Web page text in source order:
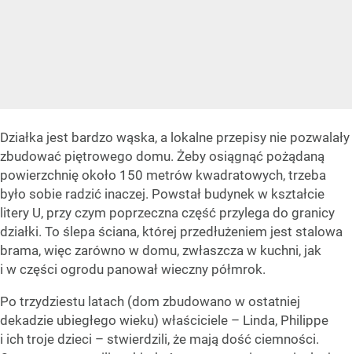
Działka jest bardzo wąska, a lokalne przepisy nie pozwalały
zbudować piętrowego domu. Żeby osiągnąć pożądaną
powierzchnię około 150 metrów kwadratowych, trzeba
było sobie radzić inaczej. Powstał budynek w kształcie
litery U, przy czym poprzeczna część przylega do granicy
działki. To ślepa ściana, której przedłużeniem jest stalowa
brama, więc zarówno w domu, zwłaszcza w kuchni, jak
i w części ogrodu panował wieczny półmrok.
Po trzydziestu latach (dom zbudowano w ostatniej
dekadzie ubiegłego wieku) właściciele – Linda, Philippe
i ich troje dzieci – stwierdzili, że mają dość ciemności.